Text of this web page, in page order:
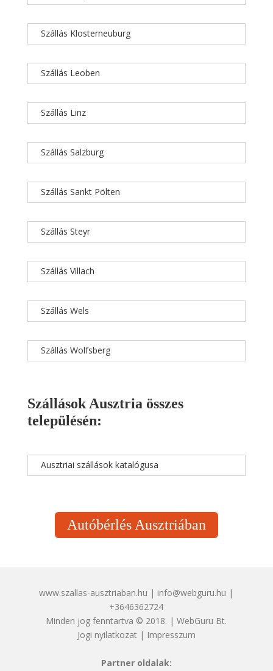
Szállás Klosterneuburg
Szállás Leoben
Szállás Linz
Szállás Salzburg
Szállás Sankt Pölten
Szállás Steyr
Szállás Villach
Szállás Wels
Szállás Wolfsberg
Szállások Ausztria összes
településén:
Ausztriai szállások katalógusa
Autóbérlés Ausztriában
www.szallas-ausztriaban.hu | info@webguru.hu |
+3646362724
Minden jog fenntartva © 2018. | WebGuru Bt.
Jogi nyilatkozat| Impresszum
Partner oldalak: